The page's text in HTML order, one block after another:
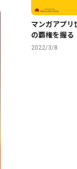
マンガアプリ
の覇権を握る
2022/3/8